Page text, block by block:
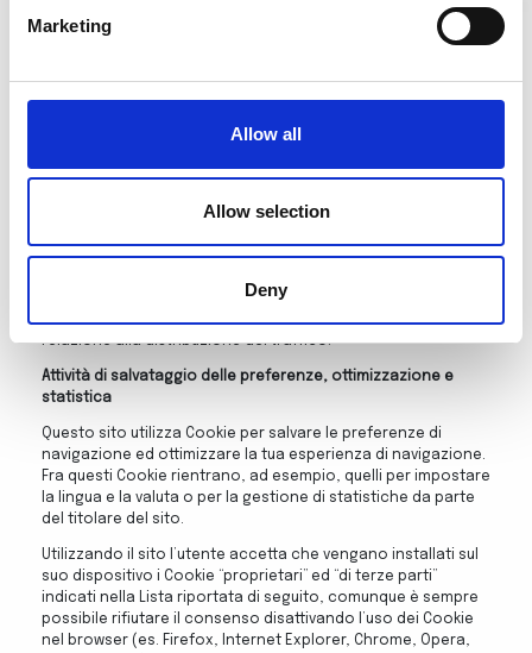
Marketing
Allow all
Allow selection
Deny
I Cookie sono costituiti da porzioni di codice installate
nell’erogazione del servizio in base alle finalità descritte.
inoltre, necessitare del consenso dell’Utente.
Cookie tecnici e di statistica aggregata
Attività strettamente necessarie al funzionamento
dell’utente e per svolgere altre attività strettamente
necessarie al funzionamento dello stesso, ad esempio in
relazione alla distribuzione del traffico.
Attività di salvataggio delle preferenze, ottimizzazione e
statistica
Questo sito utilizza Cookie per salvare le preferenze di
navigazione ed ottimizzare la tua esperienza di navigazione.
Fra questi Cookie rientrano, ad esempio, quelli per impostare
la lingua e la valuta o per la gestione di statistiche da parte
del titolare del sito.
Utilizzando il sito l’utente accetta che vengano installati sul
suo dispositivo i Cookie “proprietari” ed “di terze parti”
indicati nella Lista riportata di seguito, comunque è sempre
possibile rifiutare il consenso disattivando l’uso dei Cookie
nel browser (es. Firefox, Internet Explorer, Chrome, Opera,